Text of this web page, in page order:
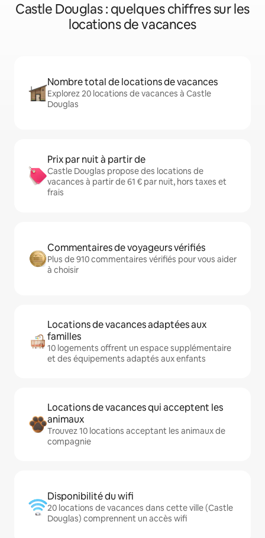
Castle Douglas : quelques chiffres sur les
locations de vacances
Nombre total de locations de vacances
Explorez 20 locations de vacances à Castle
Douglas
Prix par nuit à partir de
Castle Douglas propose des locations de
vacances à partir de 61 € par nuit, hors taxes et
frais
Commentaires de voyageurs vérifiés
Plus de 910 commentaires vérifiés pour vous aider
à choisir
Locations de vacances adaptées aux
familles
10 logements offrent un espace supplémentaire
et des équipements adaptés aux enfants
Locations de vacances qui acceptent les
animaux
Trouvez 10 locations acceptant les animaux de
compagnie
Disponibilité du wifi
20 locations de vacances dans cette ville (Castle
Douglas) comprennent un accès wifi